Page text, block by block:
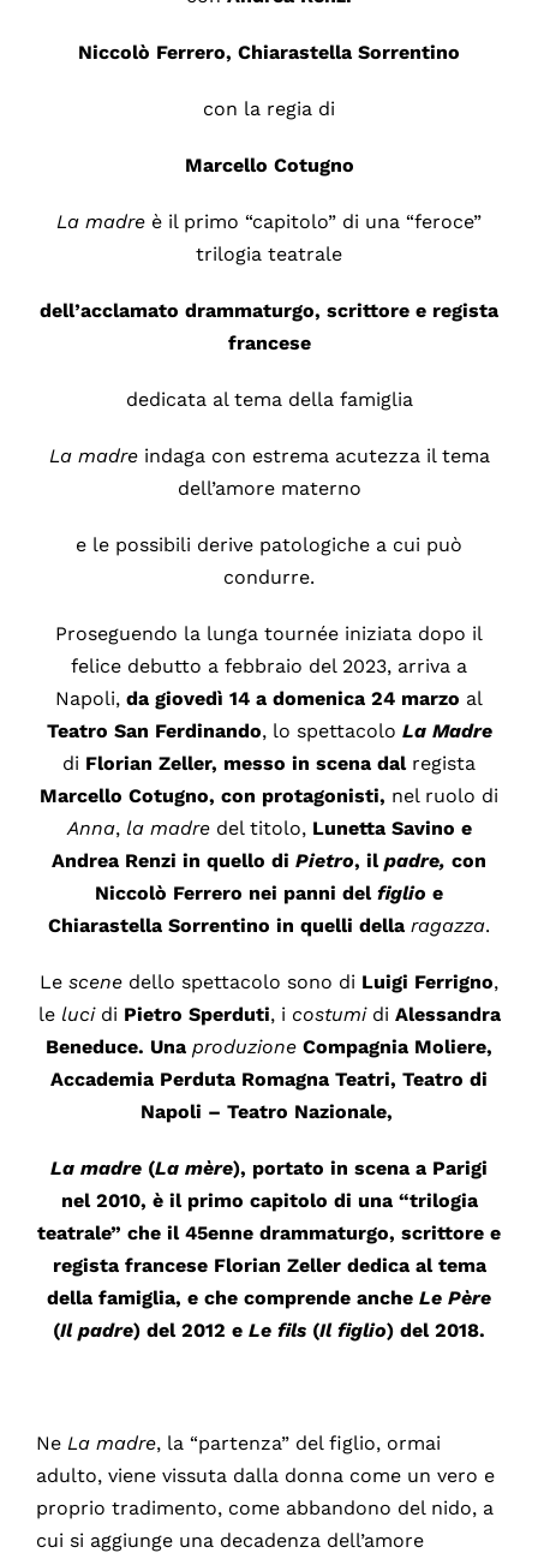
Niccolò Ferrero, Chiarastella Sorrentino
con la regia di
Marcello Cotugno
La madre è il primo “capitolo” di una “feroce”
trilogia teatrale
dell’acclamato drammaturgo, scrittore e regista
francese
dedicata al tema della famiglia
La madreindaga con estrema acutezza il tema
dell’amore materno
e le possibili derive patologiche a cui può
condurre.
Proseguendo la lunga tournée iniziata dopo il
felice debutto a febbraio del 2023, arriva a
Napoli, da giovedì 14 a domenica 24 marzo al
Teatro San Ferdinando, lo spettacolo La Madre
di Florian Zeller, messo in scena dal regista
Marcello Cotugno, con protagonisti, nel ruolo di
Anna, la madredel titolo, Lunetta Savino e
Andrea Renzi in quello di Pietro, il padre, con
Niccolò Ferrero nei panni del figlio e
Chiarastella Sorrentino in quelli della ragazza.
Le scene dello spettacolo sono di Luigi Ferrigno,
le lucidi Pietro Sperduti, i costumidi Alessandra
Beneduce. Una produzione Compagnia Moliere,
Accademia Perduta Romagna Teatri, Teatro di
Napoli – Teatro Nazionale,
La madre (La mère), portato in scena a Parigi
nel 2010, è il primo capitolo di una “trilogia
teatrale” che il 45enne drammaturgo, scrittore e
regista francese Florian Zellerdedica al tema
della famiglia, e che comprende anche Le Père
(Il padre) del 2012 e Le fils (Il figlio) del 2018.
Ne La madre, la “partenza” del figlio, ormai
adulto, viene vissuta dalla donna come un vero e
proprio tradimento, come abbandono del nido, a
cui si aggiunge una decadenza dell’amore